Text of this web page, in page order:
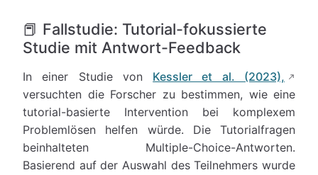
📕 Fallstudie: Tutorial-fokussierte
Studie mit Antwort-Feedback
In einer Studie von Kessler et al. (2023),
versuchten die Forscher zu bestimmen, wie eine
tutorial-basierte Intervention bei komplexem
Problemlösen helfen würde. Die Tutorialfragen
beinhalteten Multiple-Choice-Antworten.
Basierend auf der Auswahl des Teilnehmers wurde